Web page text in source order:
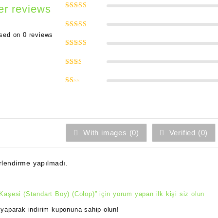
reviews
on 0 reviews
5oy aldı
üzerinden
üzerinden
üzerinden
aldı
With images (0) Verified (0)
yapılmadı.
(Standart Boy) (Colop)” için yorum yapan ilk kişi siz olun
indirim kuponuna sahip olun!